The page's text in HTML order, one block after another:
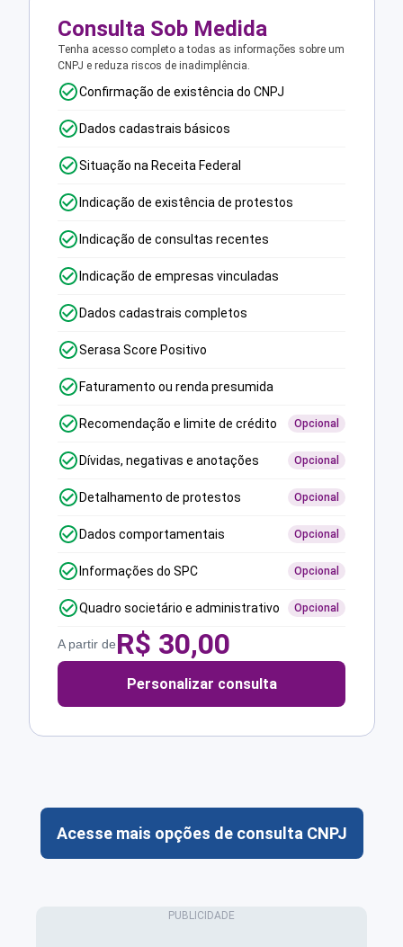
Consulta Sob Medida
Tenha acesso completo a todas as informações sobre um
CNPJ e reduza riscos de inadimplência.
Confirmação de existência do CNPJ
Dados cadastrais básicos
Situação na Receita Federal
Indicação de existência de protestos
Indicação de consultas recentes
Indicação de empresas vinculadas
Dados cadastrais completos
Serasa Score Positivo
Faturamento ou renda presumida
Recomendação e limite de crédito Opcional
Dívidas, negativas e anotações Opcional
Detalhamento de protestos Opcional
Dados comportamentais Opcional
Informações do SPC Opcional
Quadro societário e administrativo Opcional
A partir deR$ 30,00
Personalizar consulta
Acesse mais opções de consulta CNPJ